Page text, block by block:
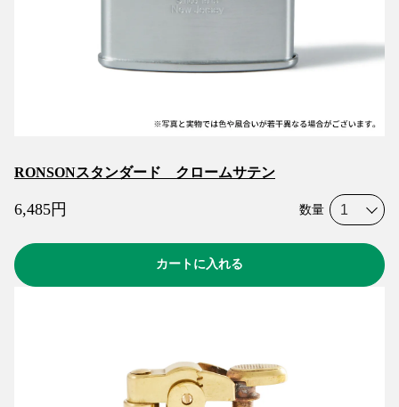
RONSONスタンダード クロームサテン
6,485円 数量
カートに入れる